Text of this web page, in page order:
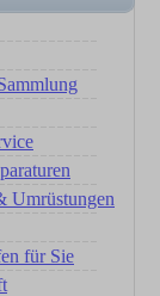
Umrüstungen
für Sie